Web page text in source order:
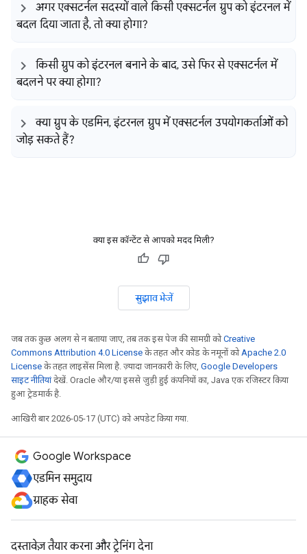
अगर एक्सटर्नल सदस्यों वाले किसी एक्सटर्नल ग्रुप को इंटरनल में
बदल दिया जाता है,तो क्या होगा?
किसी ग्रुप को इंटरनल बनाने के बाद, उसे फिर से एक्सटर्नल में
बदलने पर क्या होगा?
क्या ग्रुप के एडमिन,इंटरनल ग्रुप में एक्सटर्नल उपयोगकर्ताओं को
जोड़ सकते हैं?
क्या इस कॉन्टेंट से आपको मदद मिली?
सुझाव भेजें
जब तक कुछ अलग से न बताया जाए, तब तक इस पेज की सामग्री कोCreative
Commons Attribution 4.0 License के तहत और कोड के नमूनों को Apache 2.0
License के तहत लाइसेंस मिला है. ज़्यादा जानकारी के लिए, Google Developers
साइट नीतियांदेखें. Oracle और/या इससे जुड़ी हुई कंपनियों का, Java एक रजिस्टर किया
हुआ ट्रेडमार्क है.
आखिरी बार 2026-05-17 (UTC) को अपडेट किया गया.
Google Workspace
एडमिन समुदाय
ग्राहक सेवा
दस्तावेज़ तैयार करना और ट्रेनिंग देना